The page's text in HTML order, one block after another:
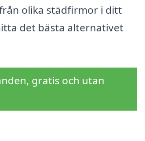
olika städfirmor i ditt
det bästa alternativet
gratis och utan